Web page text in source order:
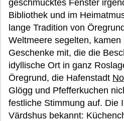
geschmücktes Fenster
Bibliothek und im
lange Tradition von
Weltmeere segelten,
Geschenke mit, die die
idyllische Ort in ganz
Öregrund, die Hafenstadt
Glögg und Pfefferkuchen
festliche Stimmung auf. Die
Värdshus bekannt: